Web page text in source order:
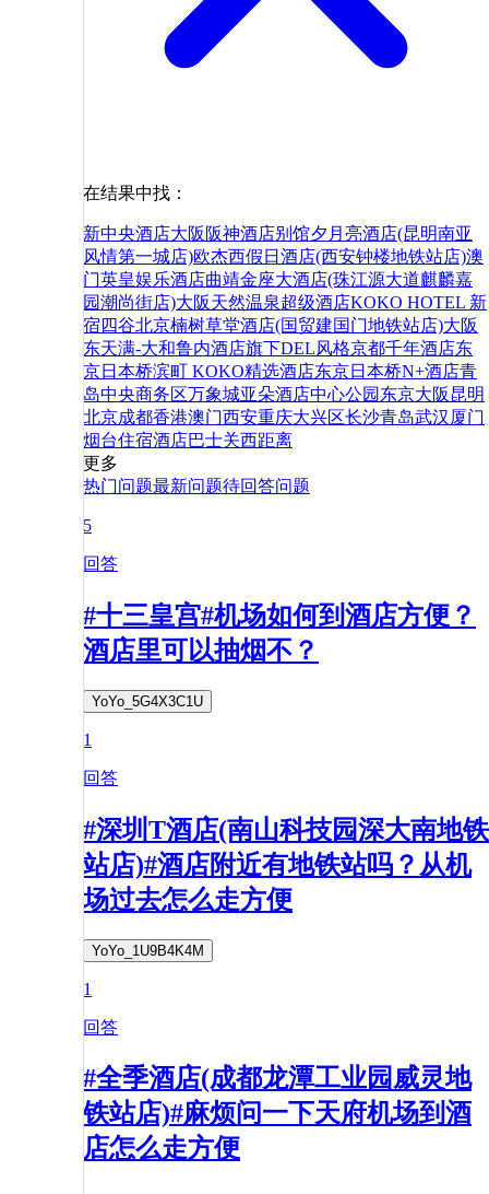
在结果中找：
新中央酒店大阪阪神酒店别馆夕月亮酒店(昆明南亚
风情第一城店)欧杰西假日酒店(西安钟楼地铁站店)澳
门英皇娱乐酒店曲靖金座大酒店(珠江源大道麒麟嘉
园潮尚街店)大阪天然温泉超级酒店KOKO HOTEL 新
宿四谷北京楠树草堂酒店(国贸建国门地铁站店)大阪
东天满-大和鲁内酒店旗下DEL风格京都千年酒店东
京日本桥滨町 KOKO精选酒店东京日本桥N+酒店青
岛中央商务区万象城亚朵酒店中心公园 东京大阪昆明
北京成都香港澳门西安重庆大兴区长沙青岛武汉 厦门
烟台住宿酒店巴士关西距离
更多
热门问题最新问题待回答问题
5
回答
#十三皇宫#机场如何到酒店方便？
酒店里可以抽烟不？
YoYo_5G4X3C1U
1
回答
#深圳T酒店(南山科技园深大南地铁
站店)#酒店附近有地铁站吗？从机
场过去怎么走方便
YoYo_1U9B4K4M
1
回答
#全季酒店(成都龙潭工业园威灵地
铁站店)#麻烦问一下天府机场到酒
店怎么走方便